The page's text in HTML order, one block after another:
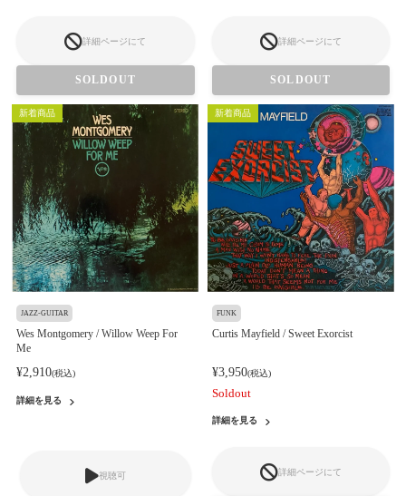
詳細ページにて
SOLDOUT
詳細ページにて
SOLDOUT
新着商品
JAZZ-GUITAR
Wes Montgomery / Willow Weep For
Me
¥2,910(税込)
詳細を見る
視聴可
新着商品
FUNK
Curtis Mayfield / Sweet Exorcist
¥3,950(税込)
Soldout
詳細を見る
詳細ページにて